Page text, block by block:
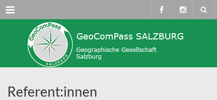
Menü
Referent:innen